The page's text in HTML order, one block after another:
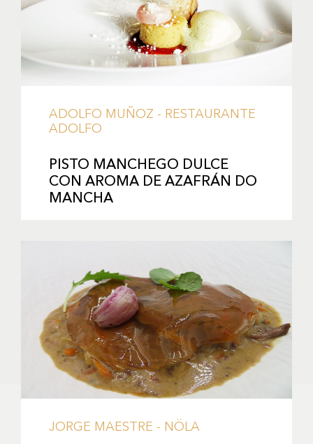
ADOLFO MUÑOZ - RESTAURANTE
ADOLFO
PISTO MANCHEGO DULCE
CON AROMA DE AZAFRÁN DO
MANCHA
JORGE MAESTRE - NÖLA